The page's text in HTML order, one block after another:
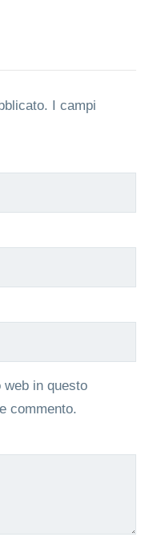
I campi
in questo
commento.